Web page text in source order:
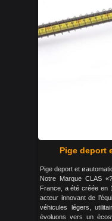
Pige deport
Pige deport et
Notre Marque CLAS
France, a été créée en
acteur innovant de
véhicules légers,
évoluons vers un